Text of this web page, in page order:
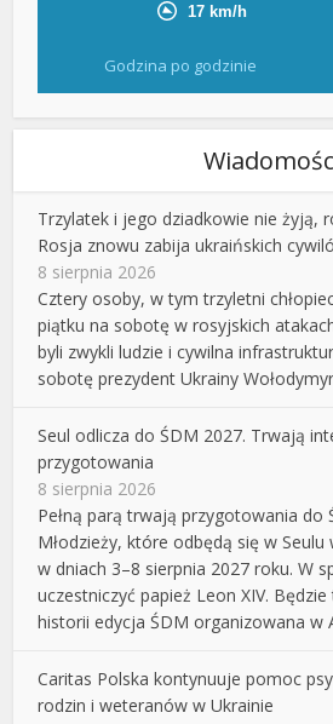
Godzina po godzinie
Trzylatek i jego dziadkowie nie żyją,
Rosja znowu zabija ukraińskich
8 sierpnia 2026
Cztery osoby, w tym trzyletni
piątku na sobotę w rosyjskich
byli zwykli ludzie i cywilna
sobotę prezydent Ukrainy
Seul odlicza do ŚDM 2027. Trwają
przygotowania
8 sierpnia 2026
Pełną parą trwają przygotowania do
Młodzieży, które odbędą się w Seulu
w dniach 3–8 sierpnia 2027 roku. W
uczestniczyć papież Leon XIV.
historii edycja ŚDM organizowana w
Caritas Polska kontynuuje pomoc
rodzin i weteranów w Ukrainie